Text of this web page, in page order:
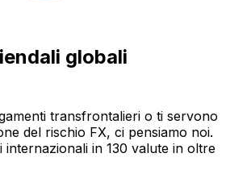
globali
transfrontalieri o ti servono
del rischio FX, ci pensiamo noi.
internazionali in 130 valute in oltre